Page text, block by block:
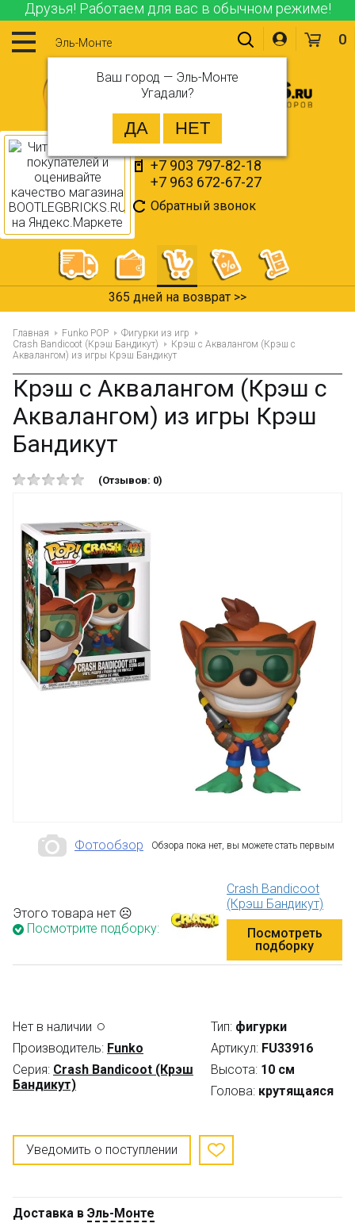
Друзья! Работаем для вас в обычном режиме!
Эль-Монте
Ваш город — Эль-Монте
Угадали?
+7 903 797-82-18
+7 963 672-67-27
Обратный звонок
0
365 дней на возврат >>
Главная Funko POP
Фигурки из игр
Crash Bandicoot (Крэш Бандикут)
Крэш с Аквалангом (Крэш с
Аквалангом) из игры Крэш Бандикут
Крэш с Аквалангом (Крэш с
Аквалангом) из игры Крэш
Бандикут
(Отзывов: 0)
Фотообзор Обзора пока нет, вы можете стать первым
Этого товара нет ☹
Посмотрите подборку:
Crash Bandicoot
(Крэш Бандикут)
Посмотреть
подборку
Нет в наличии
Производитель: Funko
Серия: Crash Bandicoot (Крэш
Бандикут)
Тип: фигурки
Артикул: FU33916
Высота: 10 см
Голова: крутящаяся
Уведомить о поступлении
Доставка в Эль-Монте